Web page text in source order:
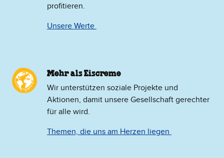
profitieren.
Unsere Werte
Mehr als Eiscreme
​Wir unterstützen soziale Projekte und
Aktionen, damit unsere Gesellschaft gerechter
für alle wird.
Themen, die uns am Herzen liegen